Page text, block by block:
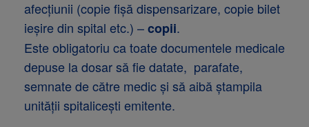
afecţiunii (copie fişă dispensarizare, copie bilet
ieşire din spital etc.) –copii.
Este obligatoriu ca toate documentele medicale
depuse la dosar să fie datate, parafate,
semnate de către medic şi să aibă ştampila
unităţii spitaliceşti emitente.